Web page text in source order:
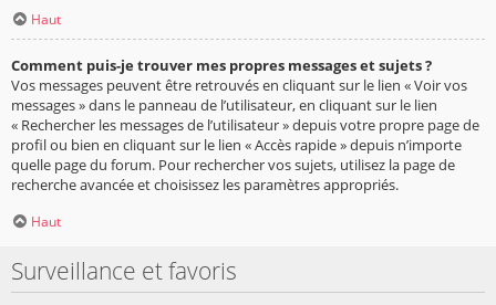
Haut
Comment puis-je trouver mes propres messages et sujets ?
Vos messages peuvent être retrouvés en cliquant sur le lien « Voir vos
messages » dans le panneau de l’utilisateur, en cliquant sur le lien
« Rechercher les messages de l’utilisateur » depuis votre propre page de
profil ou bien en cliquant sur le lien « Accès rapide » depuis n’importe
quelle page du forum. Pour rechercher vos sujets, utilisez la page de
recherche avancée et choisissez les paramètres appropriés.
Haut
Surveillance et favoris